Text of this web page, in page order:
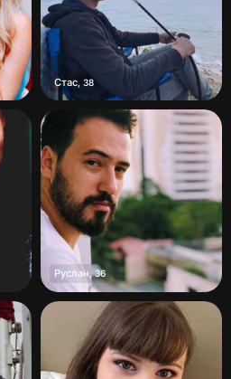
Стас, 38
Руслан ,36